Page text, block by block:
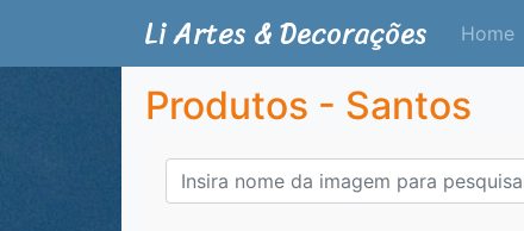
Li Artes & Decorações Home
Produtos - Santos